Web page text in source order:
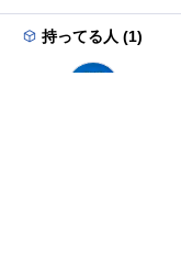
持ってる人 (1)